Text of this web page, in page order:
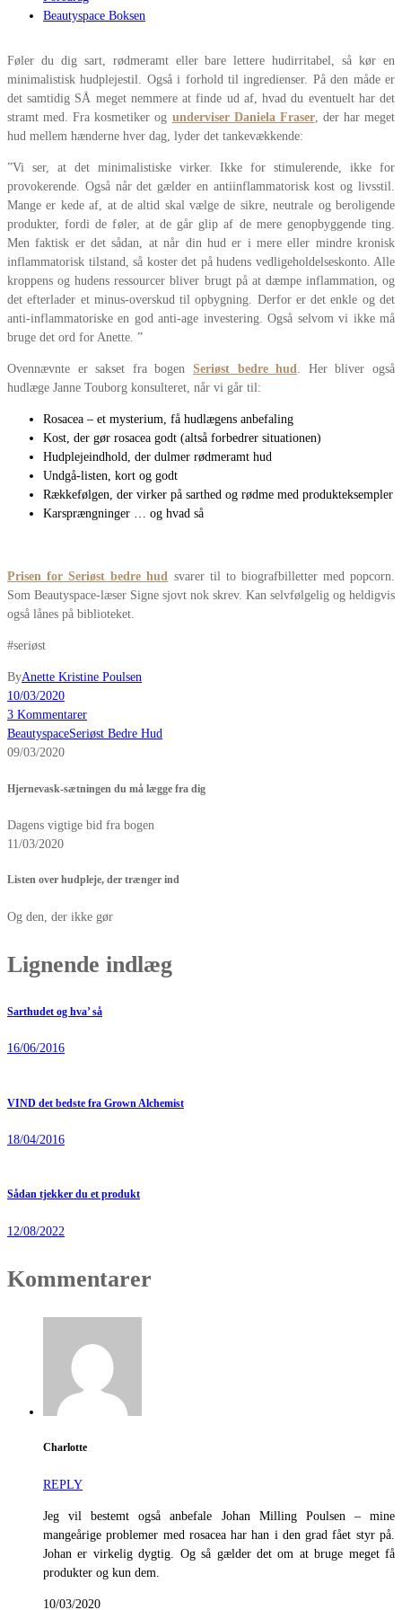
Beautyspace Boksen
Føler du dig sart, rødmeramt eller bare lettere hudirritabel, så kør en
minimalistisk hudplejestil. Også i forhold til ingredienser. På den måde er
det samtidig SÅ meget nemmere at finde ud af, hvad du eventuelt har det
stramt med. Fra kosmetiker og underviser Daniela Fraser, der har meget
hud mellem hænderne hver dag, lyder det tankevækkende:
”Vi ser, at det minimalistiske virker. Ikke for stimulerende, ikke for
provokerende. Også når det gælder en antiinflammatorisk kost og livsstil.
Mange er kede af, at de altid skal vælge de sikre, neutrale og beroligende
produkter, fordi de føler, at de går glip af de mere genopbyggende ting.
Men faktisk er det sådan, at når din hud er i mere eller mindre kronisk
inflammatorisk tilstand, så koster det på hudens vedligeholdelseskonto. Alle
kroppens og hudens ressourcer bliver brugt på at dæmpe inflammation, og
det efterlader et minus-overskud til opbygning. Derfor er det enkle og det
anti-inflammatoriske en god anti-age investering. Også selvom vi ikke må
bruge det ord for Anette. ”
Ovennævnte er sakset fra bogen Seriøst bedre hud. Her bliver også
hudlæge Janne Touborg konsulteret, når vi går til:
Rosacea – et mysterium, få hudlægens anbefaling
Kost, der gør rosacea godt (altså forbedrer situationen)
Hudplejeindhold, der dulmer rødmeramt hud
Undgå-listen, kort og godt
Rækkefølgen, der virker på sarthed og rødme med produkteksempler
Karsprængninger … og hvad så
Prisen for Seriøst bedre hud svarer til to biografbilletter med popcorn.
Som Beautyspace-læser Signe sjovt nok skrev. Kan selvfølgelig og heldigvis
også lånes på biblioteket.
#seriøst
ByAnette Kristine Poulsen
10/03/2020
3 Kommentarer
BeautyspaceSeriøst Bedre Hud
09/03/2020
Hjernevask-sætningen du må lægge fra dig
Dagens vigtige bid fra bogen
11/03/2020
Listen over hudpleje, der trænger ind
Og den, der ikke gør
Lignende indlæg
Sarthudet og hva’ så
16/06/2016
VIND det bedste fra Grown Alchemist
18/04/2016
Sådan tjekker du et produkt
12/08/2022
Kommentarer
Charlotte
REPLY
Jeg vil bestemt også anbefale Johan Milling Poulsen – mine
mangeårige problemer med rosacea har han i den grad fået styr på.
Johan er virkelig dygtig. Og så gælder det om at bruge meget få
produkter og kun dem.
10/03/2020